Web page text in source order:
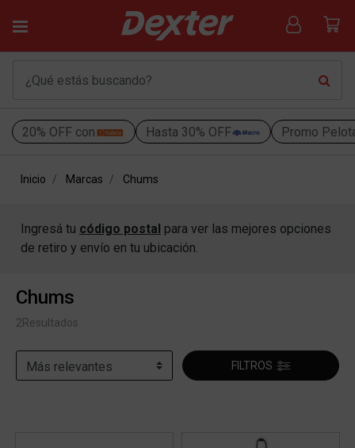
20% OFF con Hasta 30% OFF Promo
Inicio Marcas Chums
Ingresá tu código postal para ver las mejores opciones
de retiro y envío en tu ubicación.
Chums
2Resultados
FILTROS